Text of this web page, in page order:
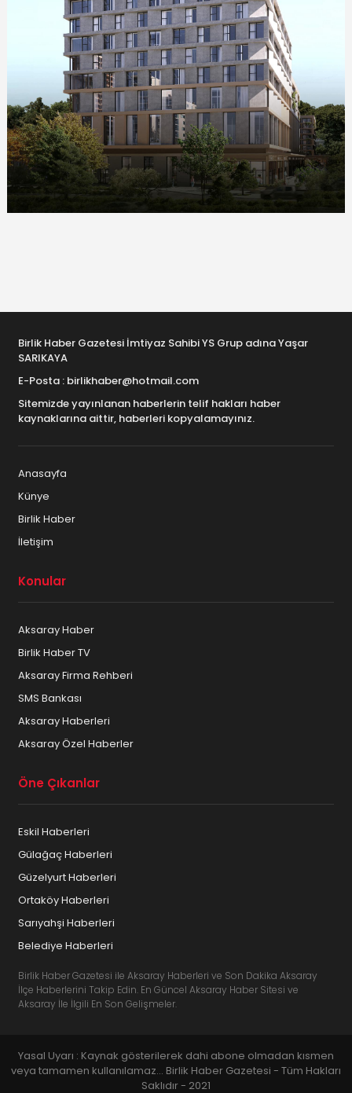
Birlik Haber Gazetesi İmtiyaz Sahibi YS Grup adına Yaşar
SARIKAYA
E-Posta : birlikhaber@hotmail.com
Sitemizde yayınlanan haberlerin telif hakları haber
kaynaklarına aittir, haberleri kopyalamayınız.
Anasayfa
Künye
Birlik Haber
İletişim
Konular
Aksaray Haber
Birlik Haber TV
Aksaray Firma Rehberi
SMS Bankası
Aksaray Haberleri
Aksaray Özel Haberler
Öne Çıkanlar
Eskil Haberleri
Gülağaç Haberleri
Güzelyurt Haberleri
Ortaköy Haberleri
Sarıyahşi Haberleri
Belediye Haberleri
Birlik Haber Gazetesi ile Aksaray Haberleri ve Son Dakika Aksaray
İlçe Haberlerini Takip Edin. En Güncel Aksaray Haber Sitesi ve
Aksaray İle İlgili En Son Gelişmeler.
Yasal Uyarı : Kaynak gösterilerek dahi abone olmadan kısmen
veya tamamen kullanılamaz... Birlik Haber Gazetesi - Tüm Hakları
Saklıdır - 2021